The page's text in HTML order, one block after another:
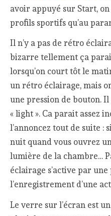
avoir appuyé sur Start,
profils sportifs qu’au
Il n’y a pas de rétro
bizarre tellement ça
lorsqu’on court tôt le
un rétro éclairage, mais
une pression de bouton. Il
« light ». Ca parait assez
l’annoncez tout de suite :
nuit quand vous ouvrez
lumière de la chambre…
éclairage s’active par
l’enregistrement d’une
Le verre sur l’écran est